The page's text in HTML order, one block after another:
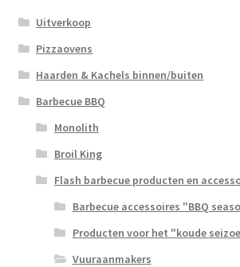
Uitverkoop
Pizzaovens
Haarden & Kachels binnen/buiten
Barbecue BBQ
Monolith
Broil King
Flash barbecue producten en
Barbecue accessoires "BBQ
Producten voor het "koude
Vuuraanmakers